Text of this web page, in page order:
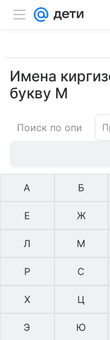
Имена
букву М
А Б
Е Ж
Л М
Р С
Х Ц
Э Ю